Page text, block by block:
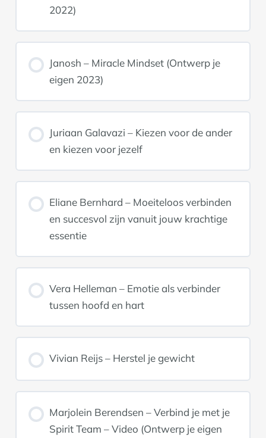
2022)
Janosh – Miracle Mindset (Ontwerp je
eigen 2023)
Juriaan Galavazi – Kiezen voor de ander
en kiezen voor jezelf
Eliane Bernhard – Moeiteloos verbinden
en succesvol zijn vanuit jouw krachtige
essentie
Vera Helleman – Emotie als verbinder
tussen hoofd en hart
Vivian Reijs – Herstel je gewicht
Marjolein Berendsen – Verbind je met je
Spirit Team – Video (Ontwerp je eigen